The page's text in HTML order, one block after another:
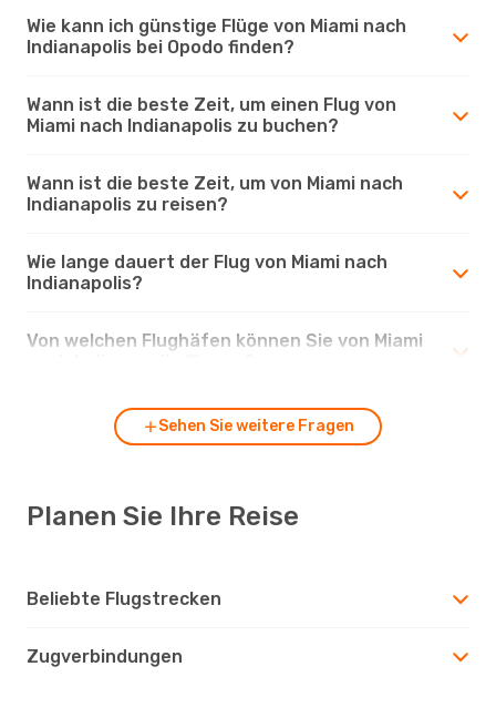
Wie kann ich günstige Flüge von Miami nach
Indianapolis bei Opodo finden?
Wann ist die beste Zeit, um einen Flug von
Miami nach Indianapolis zu buchen?
Wann ist die beste Zeit, um von Miami nach
Indianapolis zu reisen?
Wie lange dauert der Flug von Miami nach
Indianapolis?
Von welchen Flughäfen können Sie von Miami
Sehen Sie weitere Fragen
Planen Sie Ihre Reise
Beliebte Flugstrecken
Zugverbindungen